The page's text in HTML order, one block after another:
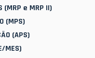
(MRP e MRP II)
(MPS)
(APS)
MES)